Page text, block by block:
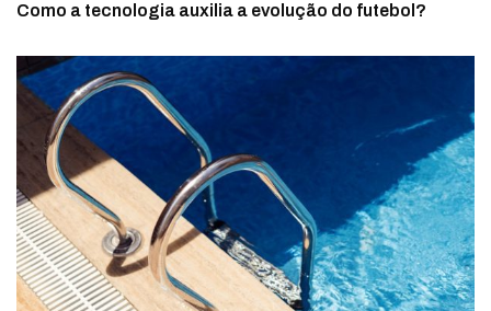
Como a tecnologia auxilia a evolução do futebol?